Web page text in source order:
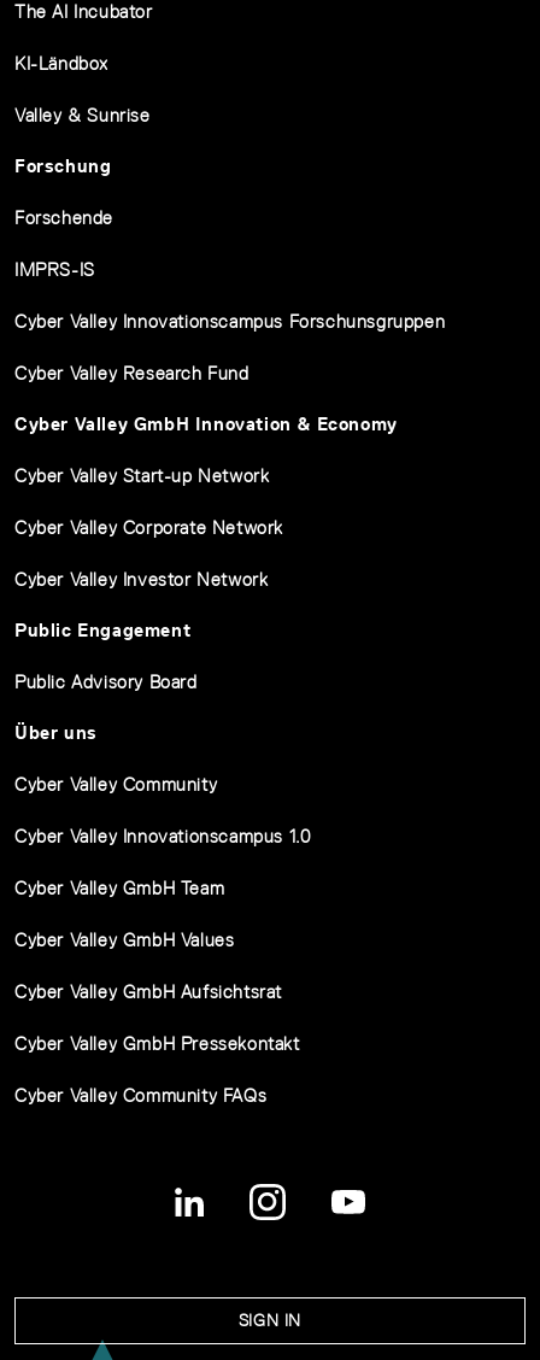
The AI Incubator
KI-Ländbox
Valley & Sunrise
Forschung
Forschende
IMPRS-IS
Cyber Valley Innovationscampus Forschunsgruppen
Cyber Valley Research Fund
Cyber Valley GmbH Innovation & Economy
Cyber Valley Start-up Network
Cyber Valley Corporate Network
Cyber Valley Investor Network
Public Engagement
Public Advisory Board
Über uns
Cyber Valley Community
Cyber Valley Innovationscampus 1.0
Cyber Valley GmbH Team
Cyber Valley GmbH Values
Cyber Valley GmbH Aufsichtsrat
Cyber Valley GmbH Pressekontakt
Cyber Valley Community FAQs
SIGN IN